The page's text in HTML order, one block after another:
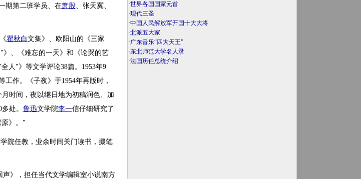
期第二班学员、在萧殷、张天冀、
瞿秋白文集》、欧阳山的《三家
、《难忘的一天》和《论哭的艺
人"》等文学评论38篇。1953年9
作。《子夜》于1954年再版时，
时间，夜以继日地为初稿润色、加
处。 鲁迅文学院李一信仔细研究了
》。"
院任教，业余时间关门读书，掇笔
》，担任当代文学编辑室小说南方
·世界各国国家元首
·现代三圣
·中国人民解放军开国十大大将
·北派五大家
·广东音乐“四大天王”
·东北师范大学名人录
·法国历任总统介绍